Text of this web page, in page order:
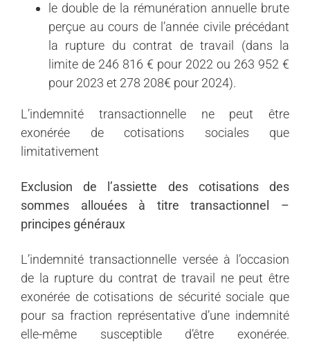
le double de la rémunération annuelle brute
perçue au cours de l’année civile précédant
la rupture du contrat de travail (dans la
limite de 246 816 € pour 2022 ou 263 952 €
pour 2023 et 278 208€ pour 2024).
L’indemnité transactionnelle ne peut être
exonérée de cotisations sociales que
limitativement
Exclusion de l’assiette des cotisations des
sommes allouées à titre transactionnel –
principes généraux
L’indemnité transactionnelle versée à l’occasion
de la rupture du contrat de travail ne peut être
exonérée de cotisations de sécurité sociale que
pour sa fraction représentative d’une indemnité
elle-même susceptible d’être exonérée.